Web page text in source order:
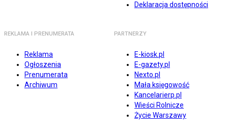
Deklaracja dostępności
REKLAMA I PRENUMERATA
Reklama
Ogłoszenia
Prenumerata
Archiwum
PARTNERZY
E-kiosk.pl
E-gazety.pl
Nexto.pl
Mała księgowość
Kancelarierp.pl
Wieści Rolnicze
Życie Warszawy